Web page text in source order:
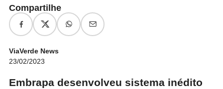
Compartilhe
ViaVerde News
23/02/2023
Embrapa desenvolveu sistema inédito